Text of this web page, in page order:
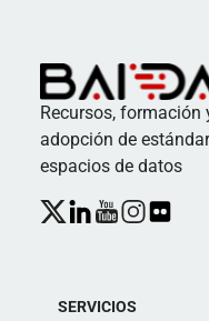
Recursos, formación
adopción de
espacios de datos
SERVICIOS